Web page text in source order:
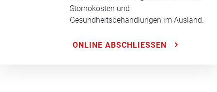
Stornokosten und
Gesundheitsbehandlungen im Ausland.
ONLINE ABSCHLIESSEN